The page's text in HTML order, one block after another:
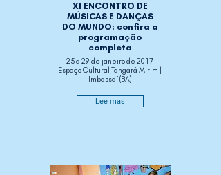
XI ENCONTRO DE
MÚSICAS E DANÇAS
DO MUNDO: confira a
programação
completa
25 a 29 de janeiro de 2017
Espaço Cultural Tangará Mirim |
Imbassaí (BA)
Lee mas